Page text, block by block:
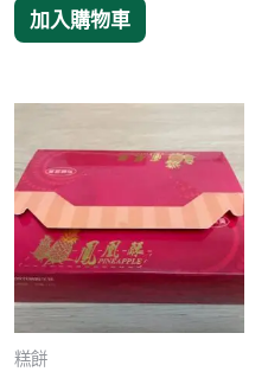
加入購物車
糕餅